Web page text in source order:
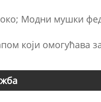
Модни мушки
који омогућава